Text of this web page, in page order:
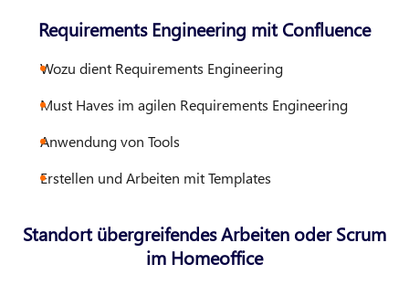
Requirements Engineering mit Confluence
Wozu dient Requirements Engineering
Must Haves im agilen Requirements Engineering
Anwendung von Tools
Erstellen und Arbeiten mit Templates
Standort übergreifendes Arbeiten oder Scrum
im Homeoffice